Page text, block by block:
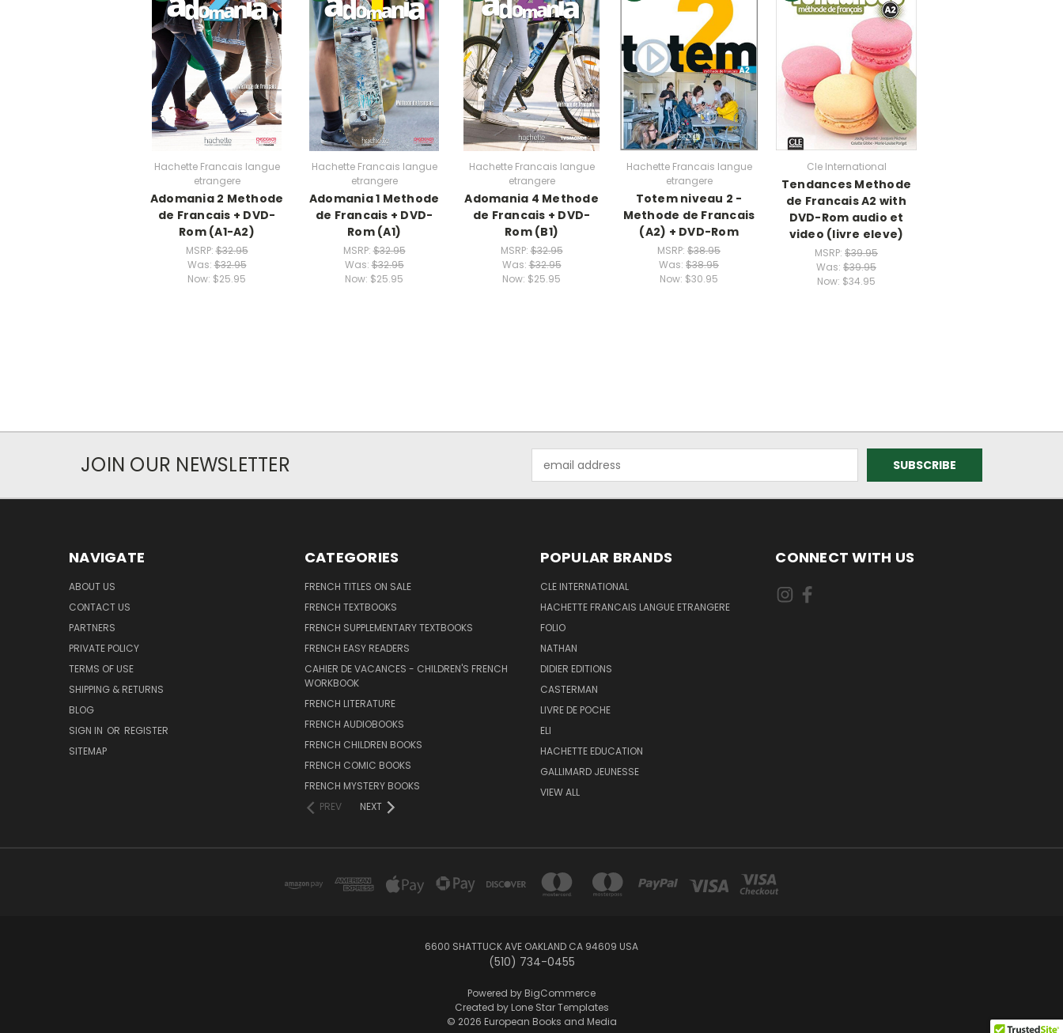
Hachette Francais langue
etrangere
Adomania 2 Methode
de Francais + DVD-
Rom (A1-A2)
MSRP:$32.95
Was:$32.95
Now: $25.95
Hachette Francais langue
etrangere
Adomania 1 Methode
de Francais + DVD-
Rom (A1)
MSRP:$32.95
Was:$32.95
Now: $25.95
Hachette Francais langue
etrangere
Adomania 4 Methode
de Francais + DVD-
Rom (B1)
MSRP:$32.95
Was:$32.95
Now: $25.95
Hachette Francais langue
etrangere
Totem niveau 2 -
Methode de Francais
(A2) + DVD-Rom
MSRP: $38.95
Was: $38.95
Now: $30.95
Cle International
Tendances Methode
de Francais A2 with
DVD-Rom audio et
video (livre eleve)
MSRP: $39.95
Was: $39.95
Now: $34.95
JOIN OUR NEWSLETTER
Address
NAVIGATE
ABOUT US
CONTACT US
PARTNERS
PRIVATE POLICY
TERMS OF USE
SHIPPING & RETURNS
BLOG
SIGN IN OR REGISTER
SITEMAP
CATEGORIES
FRENCH TITLES ON SALE
FRENCH TEXTBOOKS
FRENCH SUPPLEMENTARY TEXTBOOKS
FRENCH EASY READERS
CAHIER DE VACANCES - CHILDREN'S FRENCH
WORKBOOK
FRENCH LITERATURE
FRENCH AUDIOBOOKS
FRENCH CHILDREN BOOKS
FRENCH COMIC BOOKS
FRENCH MYSTERY BOOKS
PREV
NEXT
POPULAR BRANDS
CLE INTERNATIONAL
HACHETTE FRANCAIS LANGUE ETRANGERE
FOLIO
NATHAN
DIDIER EDITIONS
CASTERMAN
LIVRE DE POCHE
ELI
HACHETTE EDUCATION
GALLIMARD JEUNESSE
VIEW ALL
CONNECT WITH US
6600 SHATTUCK AVE OAKLAND CA 94609 USA
(510) 734-0455
Powered by BigCommerce
Created by Lone Star Templates
© 2026 European Books and Media